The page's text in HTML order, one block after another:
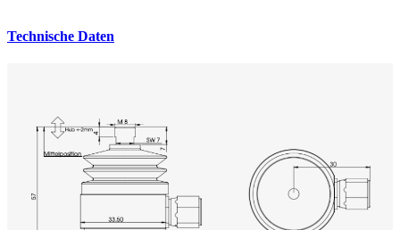
Technische Daten